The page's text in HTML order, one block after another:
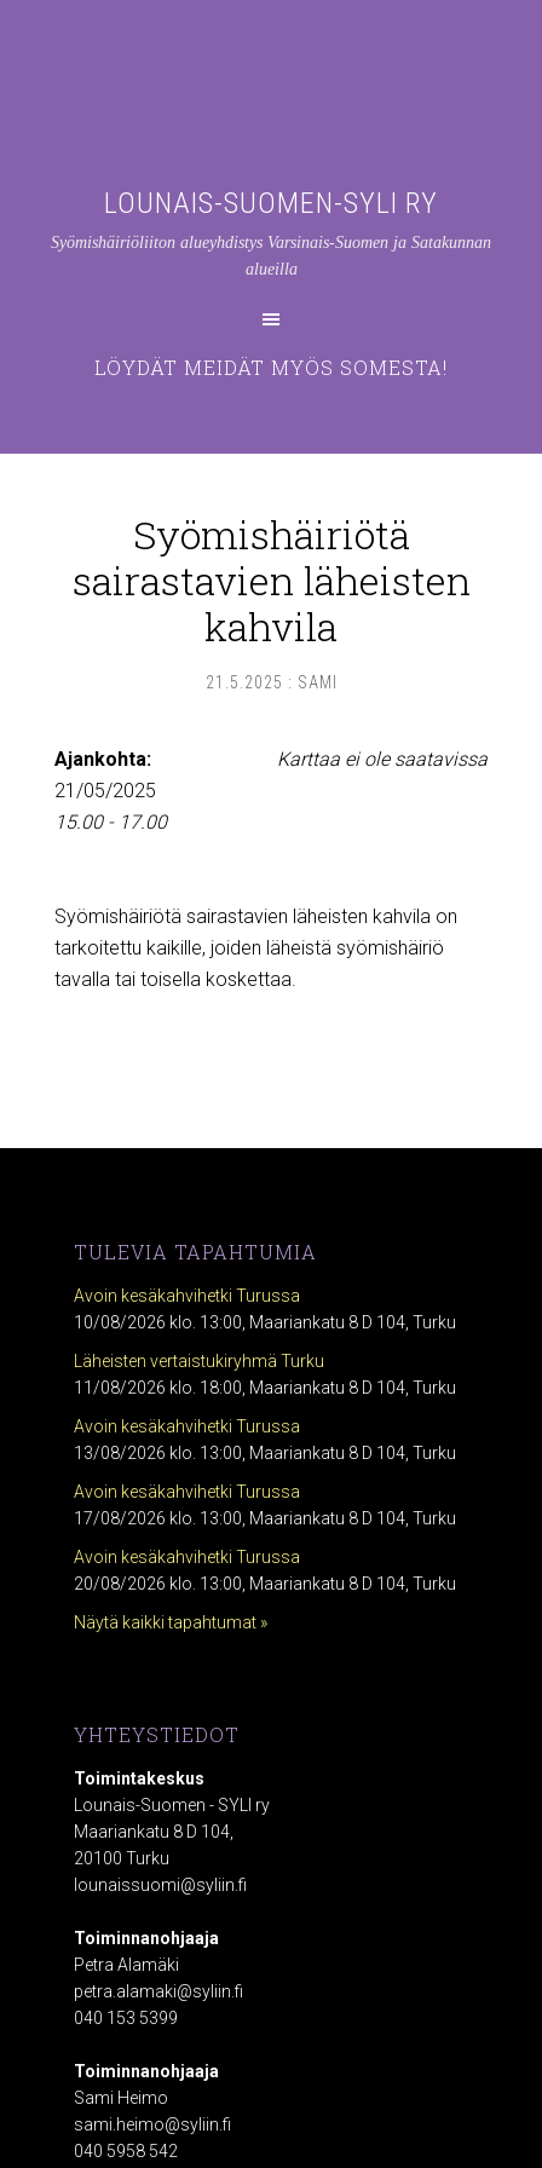
LOUNAIS-SUOMEN-SYLI RY
Syömishäiriöliiton alueyhdistys Varsinais-Suomen ja Satakunnan
alueilla
LÖYDÄT MEIDÄT MYÖS SOMESTA!
Syömishäiriötä
sairastavien läheisten
kahvila
21.5.2025 : SAMI
Karttaa ei ole saatavissa
Ajankohta:
21/05/2025
15.00 - 17.00
Syömishäiriötä sairastavien läheisten kahvila on
tarkoitettu kaikille, joiden läheistä syömishäiriö
tavalla tai toisella koskettaa.
TULEVIA TAPAHTUMIA
Avoin kesäkahvihetki Turussa
10/08/2026 klo. 13:00, Maariankatu 8 D 104, Turku
Läheisten vertaistukiryhmä Turku
11/08/2026 klo. 18:00, Maariankatu 8 D 104, Turku
Avoin kesäkahvihetki Turussa
13/08/2026 klo. 13:00, Maariankatu 8 D 104, Turku
Avoin kesäkahvihetki Turussa
17/08/2026 klo. 13:00, Maariankatu 8 D 104, Turku
Avoin kesäkahvihetki Turussa
20/08/2026 klo. 13:00, Maariankatu 8 D 104, Turku
Näytä kaikki tapahtumat »
YHTEYSTIEDOT
Toimintakeskus
Lounais-Suomen - SYLI ry
Maariankatu 8 D 104,
20100 Turku
lounaissuomi@syliin.fi
Toiminnanohjaaja
Petra Alamäki
petra.alamaki@syliin.fi
040 153 5399
Toiminnanohjaaja
Sami Heimo
sami.heimo@syliin.fi
040 5958 542